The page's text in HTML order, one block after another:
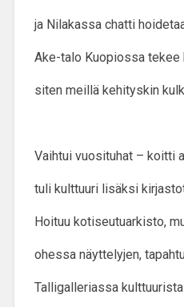
ja Nilakassa chatti
Ake-talo Kuopiossa tekee
siten meillä kehityskin
Vaihtui vuosituhat – koitti
tuli kulttuuri lisäksi
Hoituu kotiseutuarkisto,
ohessa näyttelyjen,
Talligalleriassa kulttuurista